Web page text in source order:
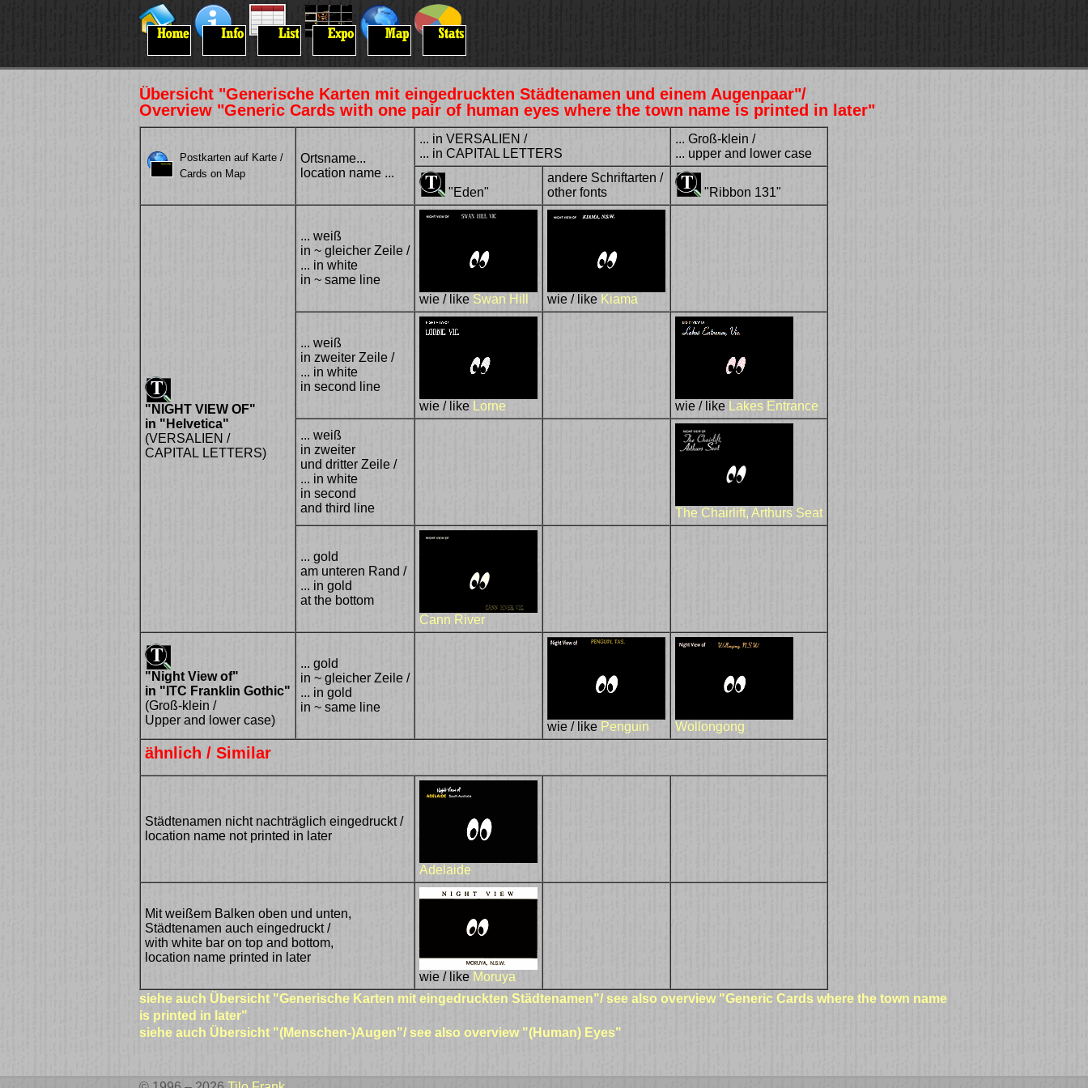
Übersicht "Generische Karten mit eingedruckten Städtenamen und einem Augenpaar"/
Overview "Generic Cards with one pair of human eyes where the town name is printed in later"
Postkarten auf Karte /
Cards on Map
Ortsname...
location name ...
... in VERSALIEN /
... in CAPITAL LETTERS
... Groß-klein /
... upper and lower case
"Eden"
andere Schriftarten /
other fonts
"Ribbon 131"
"NIGHT VIEW OF"
in "Helvetica"
(VERSALIEN /
CAPITAL LETTERS)
... weiß
in ~ gleicher Zeile /
... in white
in ~ same line
wie / like Swan Hill wie / like Kiama
... weiß
in zweiter Zeile /
... in white
in second line
wie / like
Lorne wie / like Lakes Entrance
... weiß
in zweiter
und dritter Zeile /
... in white
in second
and third line
The Chairlift, Arthurs Seat
... gold
am unteren Rand /
... in gold
at the bottom
Cann River
"Night View of"
in "ITC Franklin Gothic"
(Groß-klein /
Upper and lower case)
... gold
in ~ gleicher Zeile /
... in gold
in ~ same line
wie / like Penguin Wollongong
ähnlich / Similar
Städtenamen nicht nachträglich eingedruckt /
location name not printed in later
Adelaide
Mit weißem Balken oben und unten,
Städtenamen auch eingedruckt /
with white bar on top and bottom,
location name printed in later
wie / like Moruya
siehe auch Übersicht "Generische Karten mit eingedruckten Städtenamen"/ see also overview "Generic Cards where the town name
is printed in later"
siehe auch Übersicht "(Menschen-)Augen"/ see also overview "(Human) Eyes"